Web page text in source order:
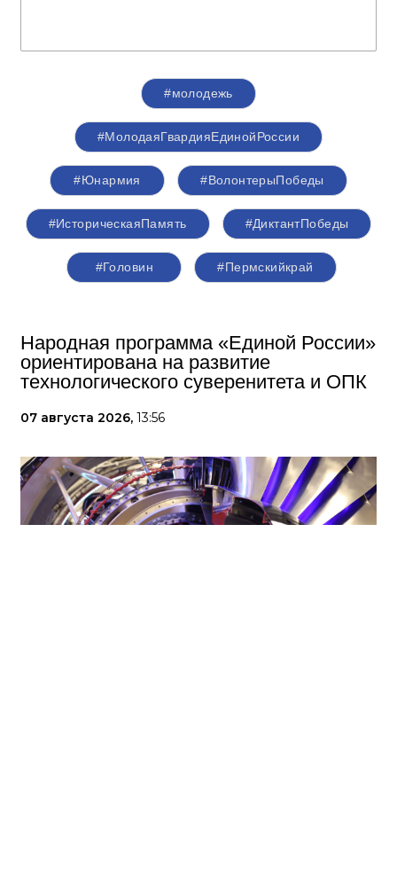
#молодежь
#МолодаяГвардияЕдинойРоссии
#Юнармия #ВолонтерыПобеды
#ИсторическаяПамять #ДиктантПобеды
#Головин #Пермскийкрай
Народная программа «Единой России»
ориентирована на развитие
технологического суверенитета и ОПК
07 августа 2026, 13:56